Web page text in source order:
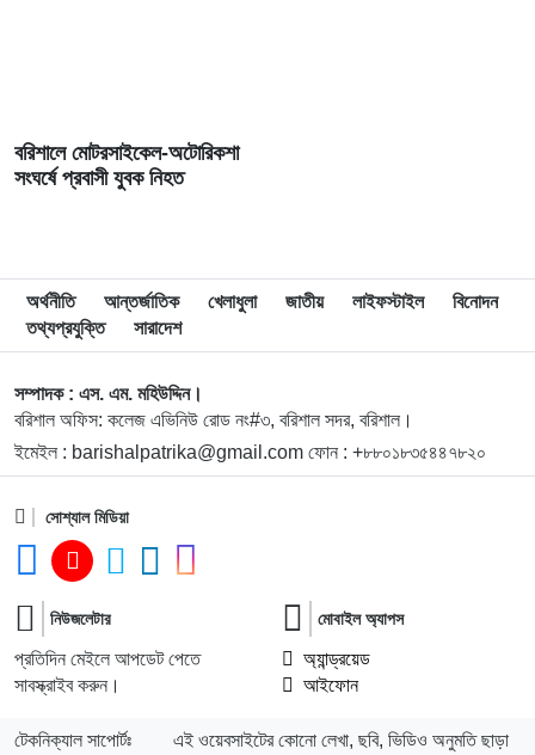
বরিশালে মোটরসাইকেল-অটোরিকশা
সংঘর্ষে প্রবাসী যুবক নিহত
অর্থনীতি আন্তর্জাতিক খেলাধুলা জাতীয় লাইফস্টাইল
বিনোদন
তথ্যপ্রযুক্তি
সারাদেশ
সম্পাদক : এস. এম. মহিউদ্দিন।
বরিশাল অফিস: কলেজ এভিনিউ রোড নং#৩, বরিশাল সদর, বরিশাল।
ইমেইল : barishalpatrika@gmail.com ফোন : +৮৮০১৮৩৫৪৪৭৮২০
সোশ্যাল মিডিয়া
নিউজলেটার
প্রতিদিন মেইলে আপডেট পেতে
সাবস্ক্রাইব করুন।
মোবাইল অ্যাপস
অ্যান্ড্রয়েড
আইফোন
টেকনিক্যাল সাপোর্টঃ এই ওয়েবসাইটের কোনো লেখা, ছবি, ভিডিও অনুমতি ছাড়া